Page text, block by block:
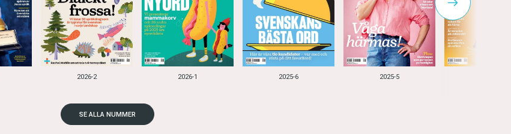
2026-2 2026-1 2025-6 2025-5
SE ALLA NUMMER